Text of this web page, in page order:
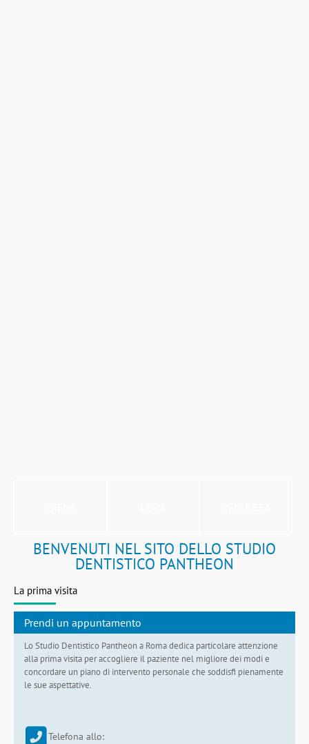
BENVENUTI NEL SITO DELLO STUDIO
DENTISTICO PANTHEON
La prima visita
Prendi un appuntamento
Lo Studio Dentistico Pantheon a Roma dedica particolare attenzione
alla prima visita per accogliere il paziente nel migliore dei modi e
concordare un piano di intervento personale che soddisfi pienamente
le sue aspettative.
Telefona allo: